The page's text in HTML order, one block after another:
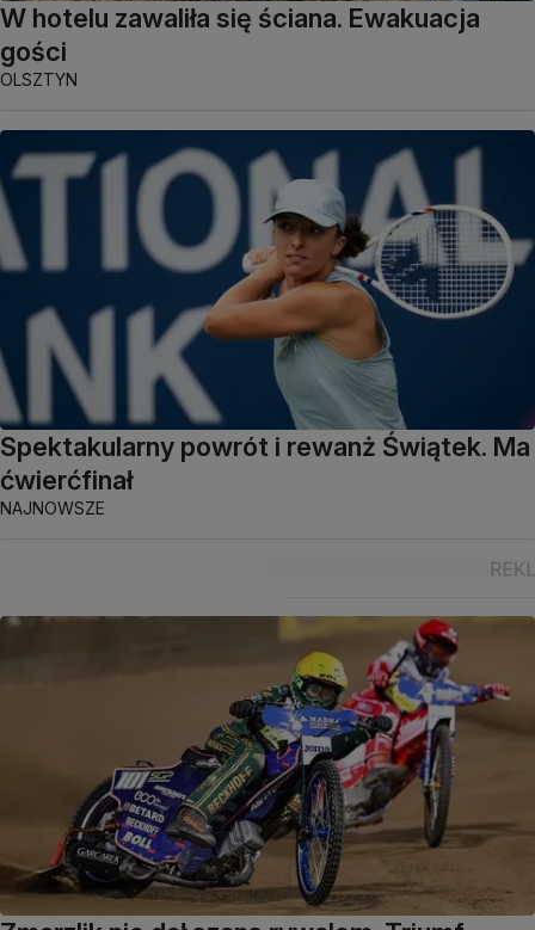
W hotelu zawaliła się ściana. Ewakuacja
gości
OLSZTYN
Spektakularny powrót i rewanż Świątek. Ma
ćwierćfinał
NAJNOWSZE